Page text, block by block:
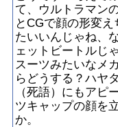
て、ウルトラマン
とCGで顔の形変
たいいんじゃね、
ェットビートルじ
スーツみたいなメ
らどうする？ハヤ
（死語）にもアピ
ツキャップの顔を
か。